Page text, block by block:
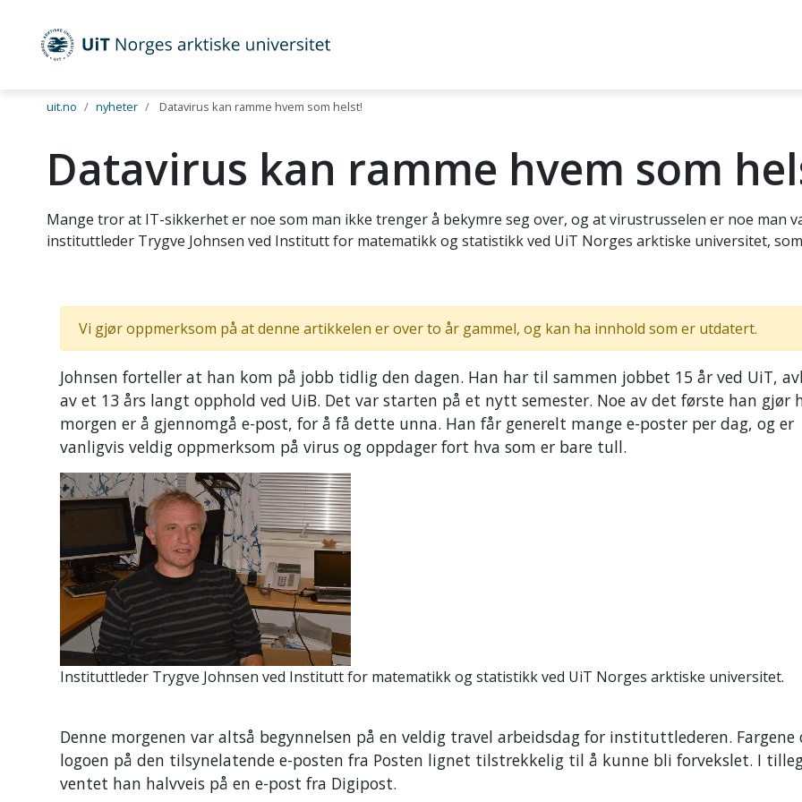
Gå til hovedinnhold
UiT Norges arktiske universitet
uit.no nyheter Datavirus kan ramme hvem som helst!
Datavirus kan ramme hvem som
Mange tror at IT-sikkerhet er noe som man ikke trenger å bekymre seg over, og at virustrusselen er noe man
instituttleder Trygve Johnsen ved Institutt for matematikk og statistikk ved UiT Norges arktiske universitet,
Vi gjør oppmerksom på at denne artikkelen er over to år gammel, og kan ha innhold som er utdatert.
Johnsen forteller at han kom på jobb tidlig den dagen. Han har til sammen jobbet 15 år ved UiT,
av et 13 års langt opphold ved UiB. Det var starten på et nytt semester. Noe av det første han gjør
morgen er å gjennomgå e-post, for å få dette unna. Han får generelt mange e-poster per dag, og er
vanligvis veldig oppmerksom på virus og oppdager fort hva som er bare tull.
Instituttleder Trygve Johnsen ved Institutt for matematikk og statistikk ved UiT Norges arktiske universitet.
Denne morgenen var altså begynnelsen på en veldig travel arbeidsdag for instituttlederen. Fargene
logoen på den tilsynelatende e-posten fra Posten lignet tilstrekkelig til å kunne bli forvekslet. I
ventet han halvveis på en e-post fra Digipost.